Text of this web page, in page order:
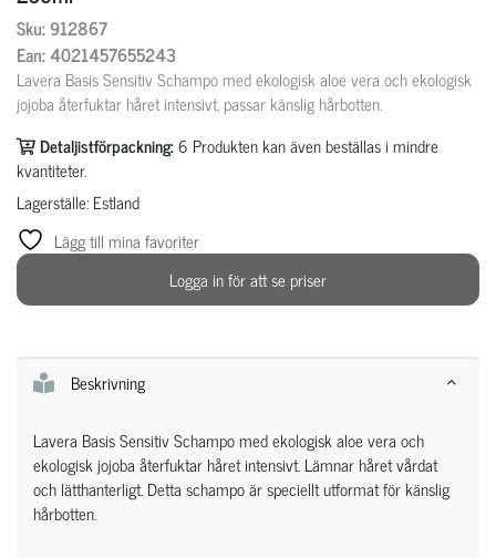
Sku: 912867
Ean: 4021457655243
Lavera Basis Sensitiv Schampo med ekologisk aloe vera och ekologisk
jojoba återfuktar håret intensivt, passar känslig hårbotten.
Detaljistförpackning:6 Produkten kan även beställas i mindre
kvantiteter.
Lagerställe: Estland
Lägg till mina favoriter
Logga in för att se priser
Beskrivning
Lavera Basis Sensitiv Schampo med ekologisk aloe vera och
ekologisk jojoba återfuktar håret intensivt. Lämnar håret vårdat
och lätthanterligt. Detta schampo är speciellt utformat för känslig
hårbotten.